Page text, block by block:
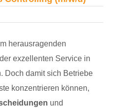
herausragenden
exzellenten Service in
Doch damit sich Betriebe
konzentrieren können,
und